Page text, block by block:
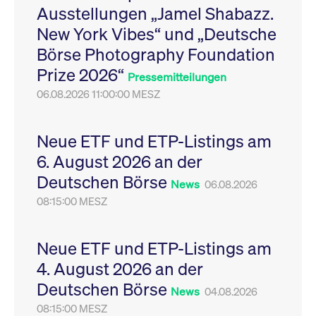
Ausstellungen „Jamel Shabazz.
New York Vibes“ und „Deutsche
Börse Photography Foundation
Prize 2026“ Pressemitteilungen
06.08.2026 11:00:00 MESZ
Neue ETF und ETP-Listings am
6. August 2026 an der
Deutschen Börse News 06.08.2026
08:15:00 MESZ
Neue ETF und ETP-Listings am
4. August 2026 an der
Deutschen Börse News 04.08.2026
08:15:00 MESZ
Leistung der Website
zu messen. Es handelt
sich um ein Muster-
Cookie, bei dem auf
das Präfix _pk_ses
eine kurze Reihe von
VISITOR_PRIVACY_METADATA
YouTube
.youtube.com
6
Monate
Dieses Cookie dient
Speicherung der
Einwilligungs- und
des Nutzers für ihre
Interaktion mit der
Sitzungen geehrt